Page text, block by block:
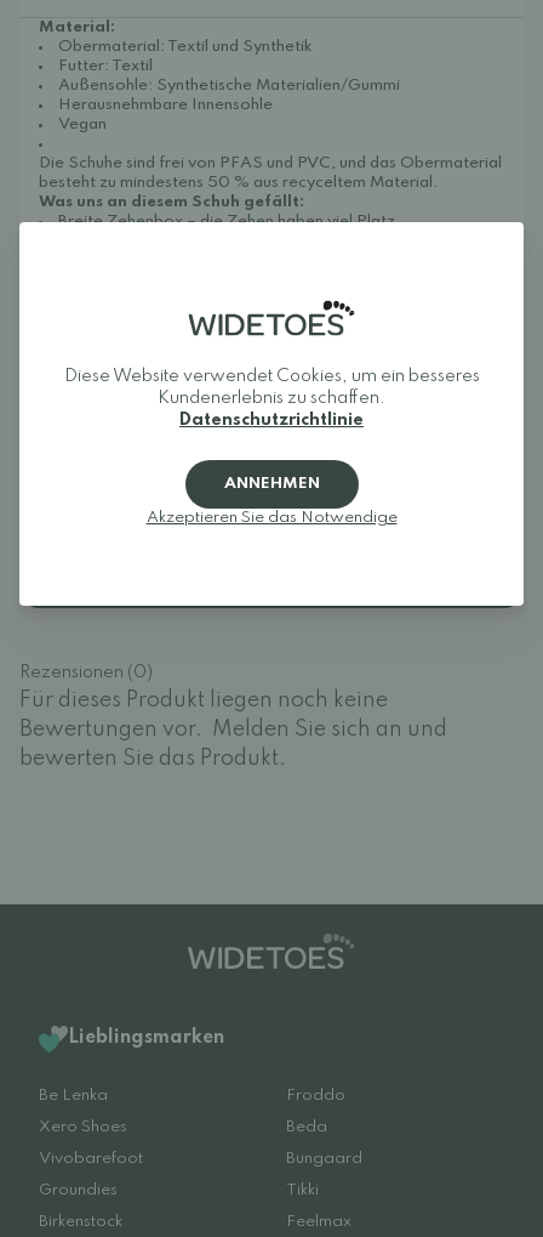
Material:
Obermaterial: Textil und Synthetik
Futter: Textil
Außensohle: Synthetische Materialien/Gummi
Herausnehmbare Innensohle
Vegan
Die Schuhe sind frei von PFAS und PVC, und das Obermaterial
besteht zu mindestens 50 % aus recyceltem Material.
Was uns an diesem Schuh gefällt:
Breite Zehenbox – die Zehen haben viel Platz
Behandeln Sie Ihre Schuhe regelmäßig
diesem von Collonil.
Rezensionen (0)
Für dieses Produkt liegen noch keine
Bewertungen vor.
Melden Sie sich an und
bewerten Sie das Produkt.
Lieblingsmarken
Be Lenka
Froddo
Xero Shoes
Beda
Vivobarefoot
Bungaard
Groundies
Tikki
Birkenstock
Feelmax
Diese Website verwendet Cookies, um ein besseres
Kundenerlebnis zu schaffen.
Datenschutzrichtlinie
ANNEHMEN
Akzeptieren Sie das Notwendige